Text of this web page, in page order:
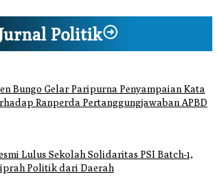
Politik
Bungo Gelar Paripurna Penyampaian Kata
Ranperda Pertanggungjawaban APBD
Lulus Sekolah Solidaritas PSI Batch-1,
Politik dari Daerah